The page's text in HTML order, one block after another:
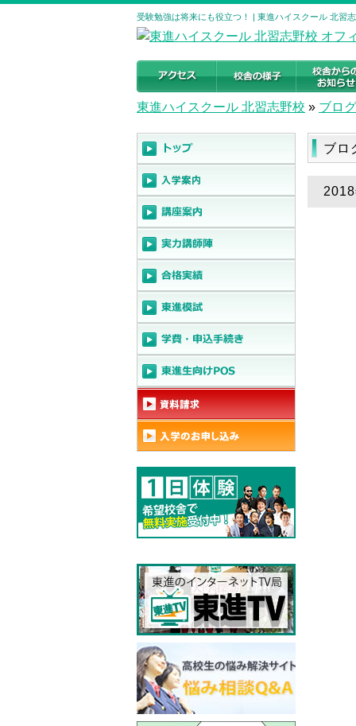
受験勉強は将来にも役立つ！ | 東進ハイスクール 北習
東進ハイスクール 北習志野校 » ブログ
ブロ